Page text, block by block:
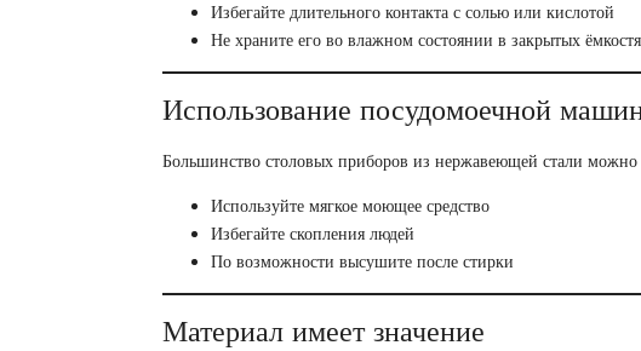
Избегайте длительного контакта с солью или кислотой
Не храните его во влажном состоянии в закрытых
Использование посудомоечной
Большинство столовых приборов из нержавеющей стали
Используйте мягкое моющее средство
Избегайте скопления людей
По возможности высушите после стирки
Материал имеет значение